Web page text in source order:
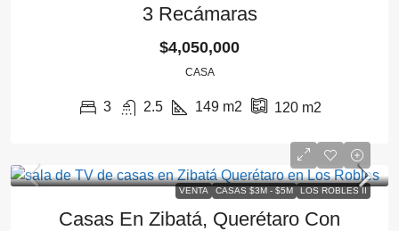
3 Recámaras
$4,050,000
CASA
3 2.5 149 m2 120m2
VENTA CASAS $3M - $5M LOS ROBLES II
Casas En Zibatá, Querétaro Con